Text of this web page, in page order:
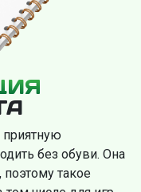
приятную
без обуви. Она
поэтому такое